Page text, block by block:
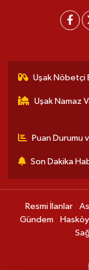
Uşak Nöbetçi
Uşak Namaz
Puan Durumu
Son Dakika
Resmi İlanlar
Gündem
Hasköy